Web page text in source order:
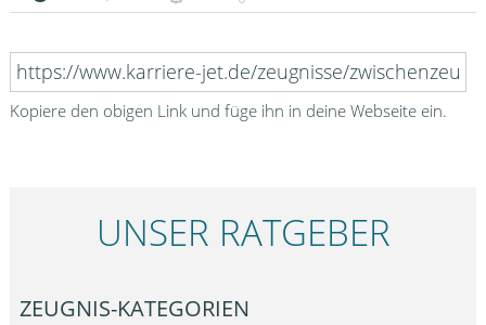
Kopiere den obigen Link und füge ihn in deine Webseite ein.
UNSER RATGEBER
ZEUGNIS-KATEGORIEN